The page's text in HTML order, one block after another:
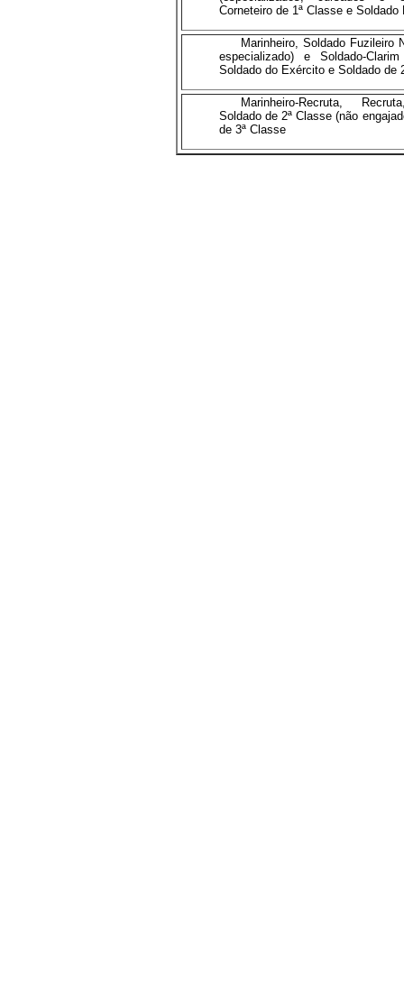
Corneteiro de 1ª Classe e Soldado
Marinheiro, Soldado Fuzileiro
especializado) e Soldado-
Soldado do Exército e Soldado de
Marinheiro-Recruta,
Soldado de 2ªClasse (não
de 3ª Classe